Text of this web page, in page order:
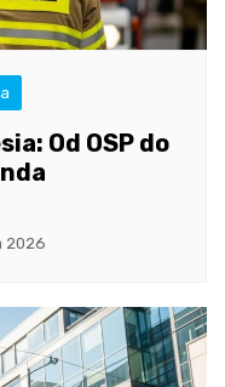
Od OSP do
2026